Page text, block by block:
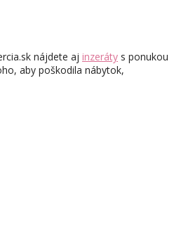
nájdete aj inzeráty s ponukou
aby poškodila nábytok,